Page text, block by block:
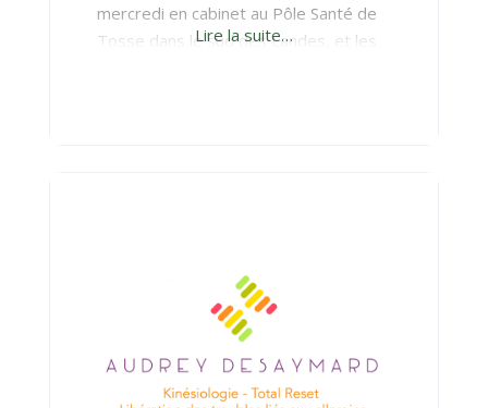
mercredi en cabinet au Pôle Santé de
Tosse dans le sud des Landes, et les
Lire la suite…